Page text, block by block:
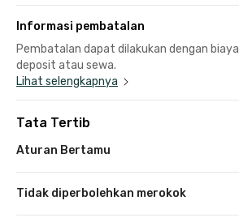
Informasi pembatalan
Pembatalan dapat dilakukan dengan
deposit atau sewa.
Lihat selengkapnya
Tata Tertib
Aturan Bertamu
Tidak diperbolehkan merokok